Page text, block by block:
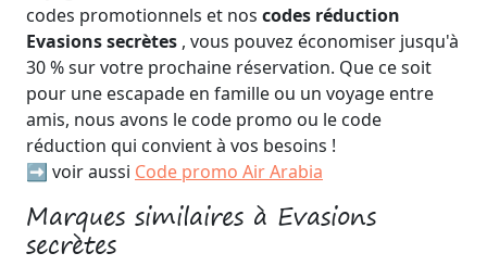
codes promotionnels et nos codes réduction
Evasions secrètes , vous pouvez économiser jusqu'à
30 % sur votre prochaine réservation. Que ce soit
pour une escapade en famille ou un voyage entre
amis, nous avons le code promo ou le code
réduction qui convient à vos besoins !
➡️ voir aussi Code promo Air Arabia
Marques similaires à Evasions
secrètes